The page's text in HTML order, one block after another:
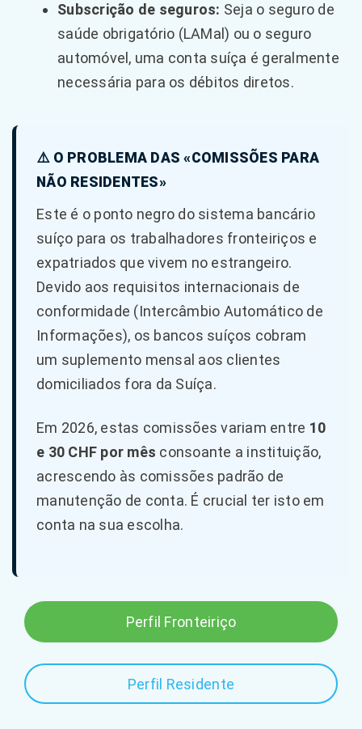
Subscrição de seguros: Seja o seguro de
saúde obrigatório (LAMal) ou o seguro
automóvel, uma conta suíça é geralmente
necessária para os débitos diretos.
⚠️ O PROBLEMA DAS «COMISSÕES PARA
NÃO RESIDENTES»
Este é o ponto negro do sistema bancário
suíço para os trabalhadores fronteiriços e
expatriados que vivem no estrangeiro.
Devido aos requisitos internacionais de
conformidade (Intercâmbio Automático de
Informações), os bancos suíços cobram
um suplemento mensal aos clientes
domiciliados fora da Suíça.
Em 2026, estas comissões variam entre 10
e 30 CHF por mês consoante a instituição,
acrescendo às comissões padrão de
manutenção de conta. É crucial ter isto em
conta na sua escolha.
Perfil Fronteiriço
Perfil Residente